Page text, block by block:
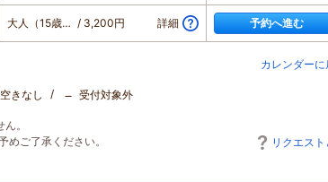
大人（15歳以上） / 3,200円 詳細 予約へ進む
カレンダーに
空きなし － 受付対象外
。
ご了承ください。
リクエス